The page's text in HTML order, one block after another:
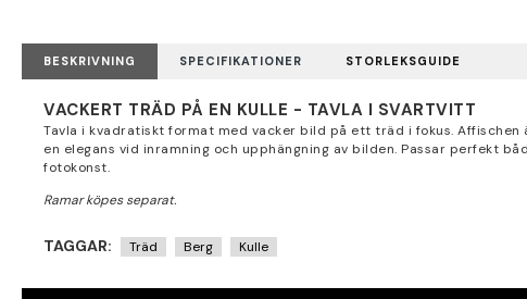
BESKRIVNING SPECIFIKATIONER STORLEKSGUIDE
VACKERT TRÄD PÅ EN KULLE - TAVLA I SVARTVITT
Tavla i kvadratiskt format med vacker bild på ett träd i fokus.
en elegans vid inramning och upphängning av bilden. Passar perfekt
fotokonst.
TAGGAR: Träd Berg Kulle